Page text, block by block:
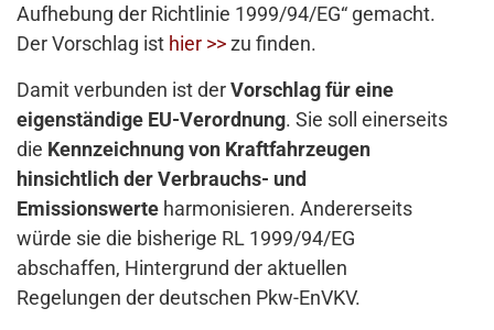
Aufhebung der Richtlinie 1999/94/EG“ gemacht.
Der Vorschlag ist hier >>zu finden.
Damit verbunden ist derVorschlag für eine
eigenständige EU-Verordnung. Sie soll einerseits
die Kennzeichnung von Kraftfahrzeugen
hinsichtlich der Verbrauchs- und
Emissionswerte harmonisieren. Andererseits
würde sie die bisherige RL 1999/94/EG
abschaffen, Hintergrund der aktuellen
Regelungen der deutschen Pkw-EnVKV.